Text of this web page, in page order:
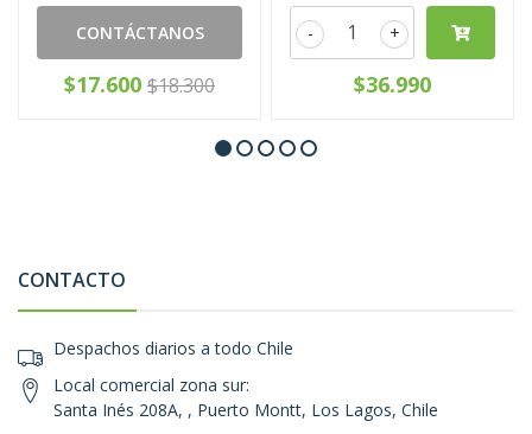
CONTÁCTANOS
$17.600 $18.300
+
-
$36.990
CONTACTO
Despachos diarios a todo Chile
Local comercial zona sur:
Santa Inés 208A, , Puerto Montt, Los Lagos, Chile